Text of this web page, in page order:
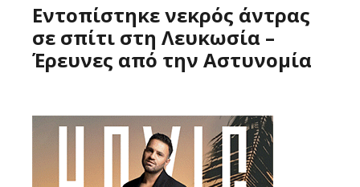
Εντοπίστηκε νεκρός άντρας
σε σπίτι στη Λευκωσία –
Έρευνες από την Αστυνομία